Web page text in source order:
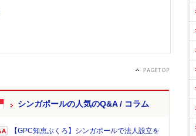
シンガポールの人気のQ&A / コラム
【GPC知恵ぶくろ】シンガポールで法人設立を